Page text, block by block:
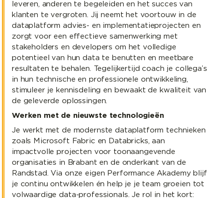
leveren, anderen te begeleiden en het succes van
klanten te vergroten. Jij neemt het voortouw in de
dataplatform advies- en implementatieprojecten en
zorgt voor een effectieve samenwerking met
stakeholders en developers om het volledige
potentieel van hun data te benutten en meetbare
resultaten te behalen. Tegelijkertijd coach je collega’s
in hun technische en professionele ontwikkeling,
stimuleer je kennisdeling en bewaakt de kwaliteit van
de geleverde oplossingen.
Werken met de nieuwste technologieën
Je werkt met de modernste dataplatform technieken
zoals Microsoft Fabric en Databricks, aan
impactvolle projecten voor toonaangevende
organisaties in Brabant en de onderkant van de
Randstad. Via onze eigen Performance Akademy blijf
je continu ontwikkelen én help je je team groeien tot
volwaardige data-professionals. Je rol in het kort: